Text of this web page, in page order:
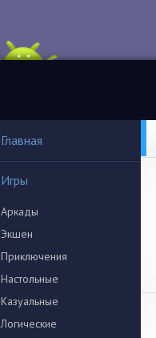
Главная
Игры
Аркады
Экшен
Приключения
Настольные
Казуальные
Логические